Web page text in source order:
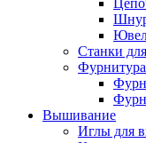
Станки
Вышивание
Иглы для